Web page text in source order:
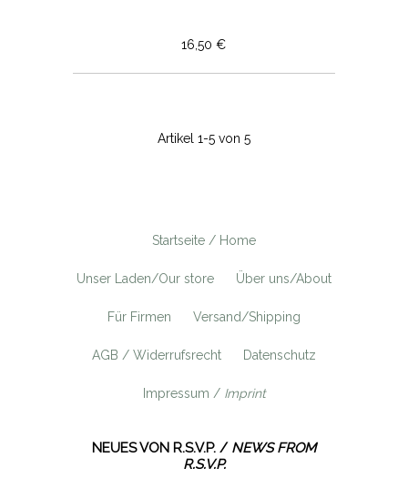
16,50 €
Artikel 1-5 von 5
Startseite / Home
Unser Laden/Our store Über uns/About
Für Firmen Versand/Shipping
AGB / Widerrufsrecht Datenschutz
Impressum / Imprint
NEUES VON R.S.V.P. / NEWS FROM
R.S.V.P.